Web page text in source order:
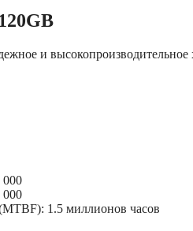
и
000
000
1.5 миллионов часов